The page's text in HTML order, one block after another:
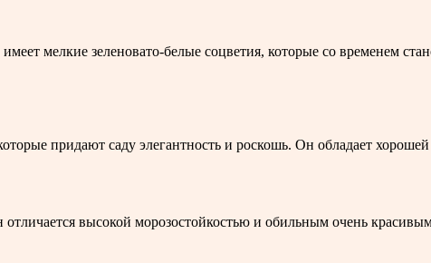
мелкие зеленовато-белые соцветия, которые со временем
придают саду элегантность и роскошь. Он обладает
высокой морозостойкостью и обильным очень